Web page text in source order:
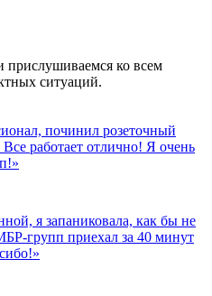
прислушиваемся ко всем
ситуаций.
починил розеточный
работает отлично! Я очень
я запаниковала, как бы не
групп приехал за 40 минут